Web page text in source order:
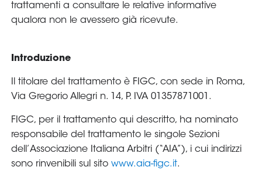
trattamenti a consultare le relative informative
qualora non le avessero già ricevute.
Introduzione
Il titolare del trattamento è FIGC, con sede in Roma,
Via Gregorio Allegri n. 14, P. IVA 01357871001.
FIGC, per il trattamento qui descritto, ha nominato
responsabile del trattamento le singole Sezioni
dell’Associazione Italiana Arbitri (“AIA”), i cui indirizzi
sono rinvenibili sul sitowww.aia-figc.it.